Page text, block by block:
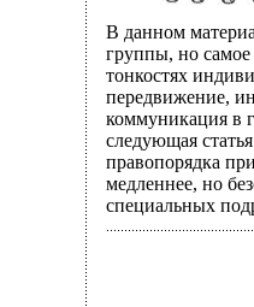
В данном
группы, но самое
тонкостях
передвижение,
коммуникация в
следующая
правопорядка
медленнее, но
специальных